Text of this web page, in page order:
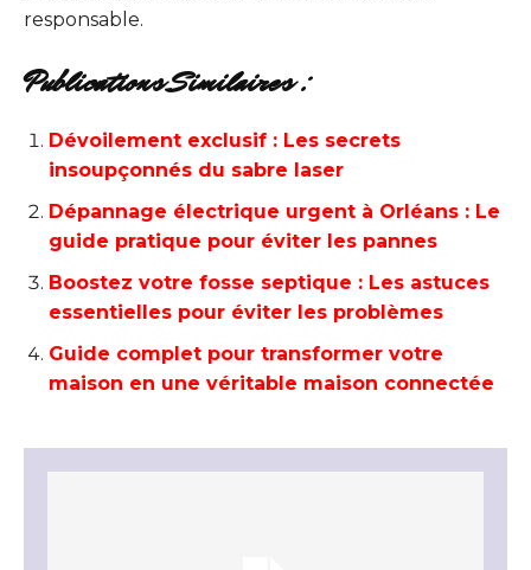
responsable.
Publications Similaires :
Dévoilement exclusif : Les secrets
insoupçonnés du sabre laser
Dépannage électrique urgent à Orléans : Le
guide pratique pour éviter les pannes
Boostez votre fosse septique : Les astuces
essentielles pour éviter les problèmes
Guide complet pour transformer votre
maison en une véritable maison connectée